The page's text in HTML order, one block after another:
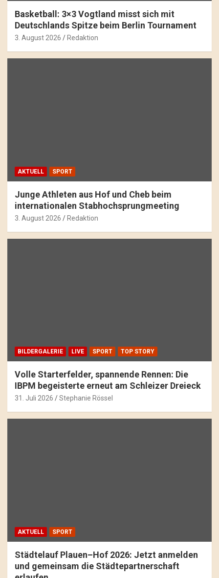
Basketball: 3×3 Vogtland misst sich mit
Deutschlands Spitze beim Berlin Tournament
3. August 2026 Redaktion
AKTUELL SPORT
Junge Athleten aus Hof und Cheb beim
internationalen Stabhochsprungmeeting
3. August 2026 Redaktion
BILDERGALERIE LIVE SPORT TOP STORY
Volle Starterfelder, spannende Rennen: Die
IBPM begeisterte erneut am Schleizer Dreieck
31. Juli 2026 Stephanie Rössel
AKTUELL SPORT
Städtelauf Plauen–Hof 2026: Jetzt anmelden
und gemeinsam die Städtepartnerschaft